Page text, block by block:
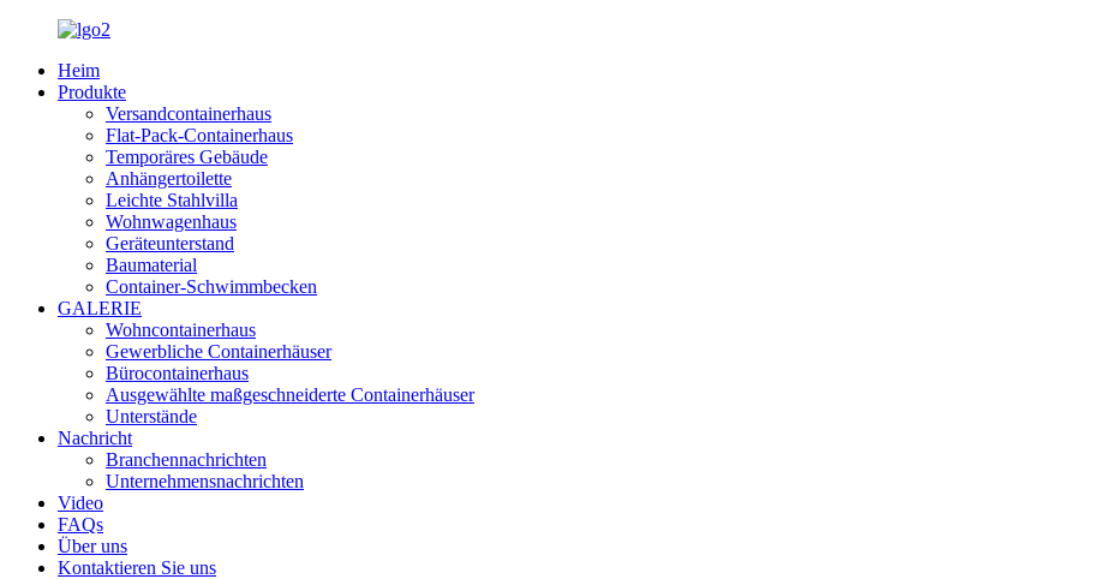
Heim
Produkte
Versandcontainerhaus
Flat-Pack-Containerhaus
Temporäres Gebäude
Anhängertoilette
Leichte Stahlvilla
Wohnwagenhaus
Geräteunterstand
Baumaterial
Container-Schwimmbecken
GALERIE
Wohncontainerhaus
Gewerbliche Containerhäuser
Bürocontainerhaus
Ausgewählte maßgeschneiderte Containerhäuser
Unterstände
Nachricht
Branchennachrichten
Unternehmensnachrichten
Video
FAQs
Über uns
Kontaktieren Sie uns